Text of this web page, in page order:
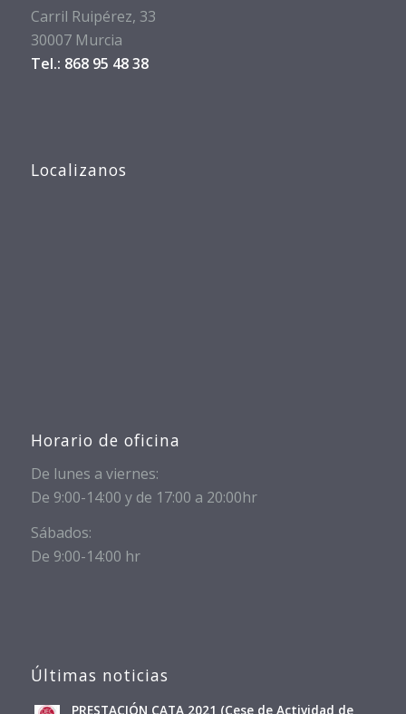
Carril Ruipérez, 33
30007 Murcia
Tel.: 868 95 48 38
Localizanos
Horario de oficina
De lunes a viernes:
De 9:00-14:00 y de 17:00 a 20:00hr
Sábados:
De 9:00-14:00 hr
Últimas noticias
PRESTACIÓN CATA 2021 (Cese de Actividad de